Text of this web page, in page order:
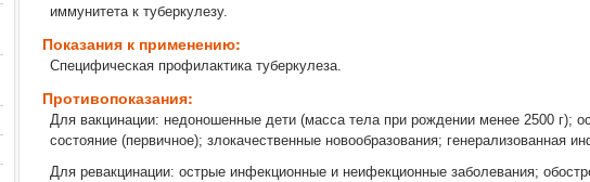
иммунитета к туберкулезу.
Показания к применению:
Специфическая профилактика туберкулеза.
Противопоказания:
Для вакцинации: недоношенные дети (масса тела при рождении менее 2500 г);
состояние (первичное); злокачественные новообразования;
Для ревакцинации: острые инфекционные и неифекционные заболевания;